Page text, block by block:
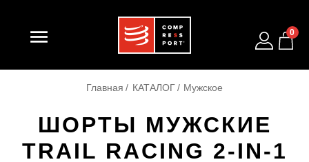
 0
Главная КАТАЛОГ Мужское
ШОРТЫ МУЖСКИЕ
TRAIL RACING 2-IN-1